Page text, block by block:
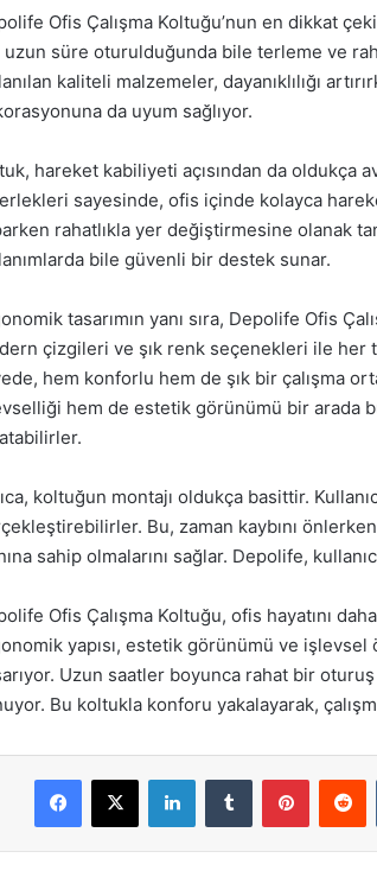
Ofis Çalışma Koltuğu’nun en dikkat
uzun süre oturulduğunda bile terleme ve
kaliteli malzemeler, dayanıklılığı
da uyum sağlıyor.
hareket kabiliyeti açısından da oldukça
sayesinde, ofis içinde kolayca
rahatlıkla yer değiştirmesine olanak
bile güvenli bir destek sunar.
tasarımın yanı sıra, Depolife Ofis
çizgileri ve şık renk seçenekleri ile her
hem konforlu hem de şık bir çalışma
hem de estetik görünümü bir arada
koltuğun montajı oldukça basittir.
Bu, zaman kaybını
sahip olmalarını sağlar. Depolife,
Ofis Çalışma Koltuğu, ofis hayatını
yapısı, estetik görünümü ve işlevsel
Uzun saatler boyunca rahat bir
Bu koltukla konforu yakalayarak,
Facebook
X LinkedInTumblr Pinterest